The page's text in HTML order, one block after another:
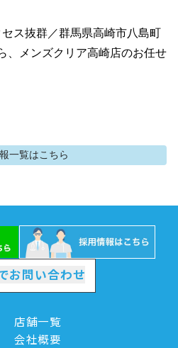
ス抜群／群馬県高崎市八島町
、メンズクリア高崎店のお任せ
一覧はこちら
お問い合わせ
店舗一覧
会社概要